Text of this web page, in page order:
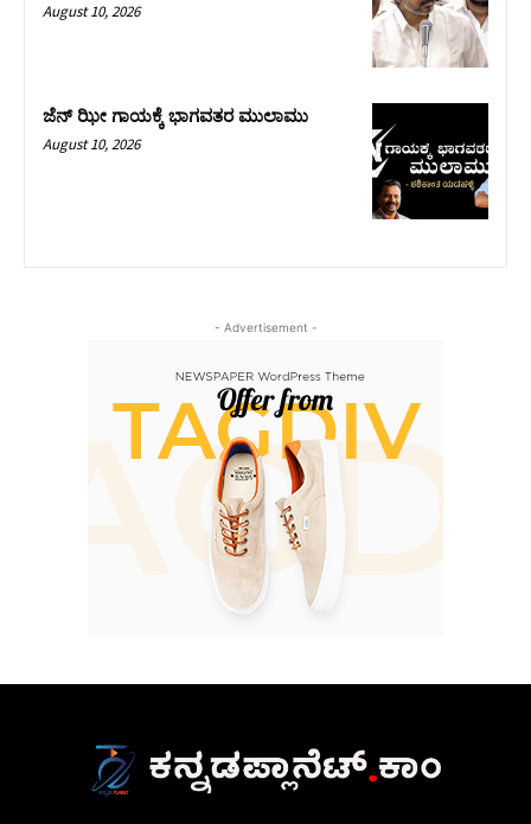
August 10, 2026
ಜೆನ್ ಝೀ ಗಾಯಕ್ಕೆ ಭಾಗವತರ ಮುಲಾಮು
August 10, 2026
- Advertisement -